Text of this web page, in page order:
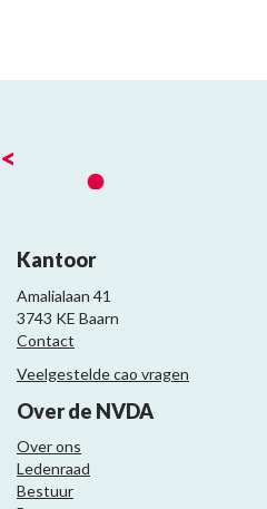
<
Kantoor
Amalialaan 41
3743 KE Baarn
Contact
Veelgestelde cao vragen
Over de NVDA
Over ons
Ledenraad
Bestuur